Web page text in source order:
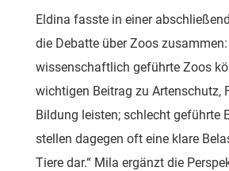
Eldina fasste in einer
die Debatte über Zoos zusammen:
wissenschaftlich geführte Zoos
wichtigen Beitrag zu Artenschutz,
Bildung leisten; schlecht geführte
stellen dagegen oft eine klare
Tiere dar.“ Mila ergänzt die